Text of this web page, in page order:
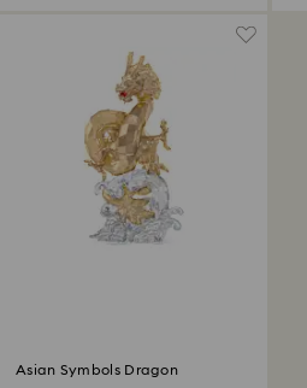
Asian Symbols Dragon